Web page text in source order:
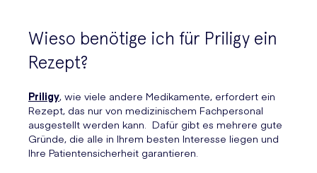
Wieso benötige ich für Priligy ein
Rezept?
Priligy, wie viele andere Medikamente, erfordert ein
Rezept, das nur von medizinischem Fachpersonal
ausgestellt werden kann. Dafür gibt es mehrere gute
Gründe, die alle in Ihrem besten Interesse liegen und
Ihre Patientensicherheit garantieren.